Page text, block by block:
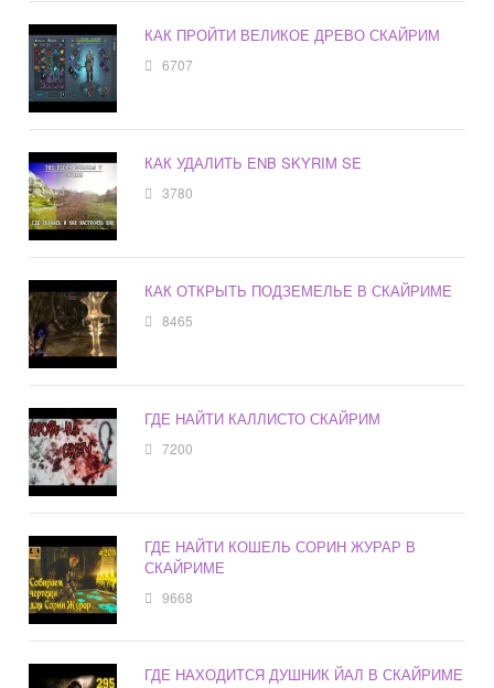
КАК ПРОЙТИ ВЕЛИКОЕ ДРЕВО СКАЙРИМ
6707
КАК УДАЛИТЬ ENB SKYRIM SE
3780
КАК ОТКРЫТЬ ПОДЗЕМЕЛЬЕ В СКАЙРИМЕ
8465
ГДЕ НАЙТИ КАЛЛИСТО СКАЙРИМ
7200
ГДЕ НАЙТИ КОШЕЛЬ СОРИН ЖУРАР В
СКАЙРИМЕ
9668
ГДЕ НАХОДИТСЯ ДУШНИК ЙАЛ В СКАЙРИМЕ